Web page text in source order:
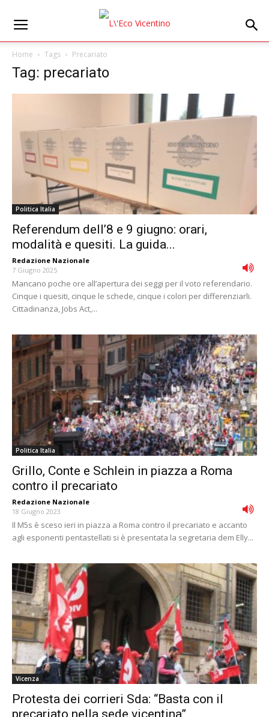
Home Tags Precariato
Tag: precariato
Politica Italia
Referendum dell’8 e 9 giugno: orari,
modalità e quesiti. La guida...
Redazione Nazionale -
7 Giugno 2025
Mancano poche ore all’apertura dei seggi per il voto referendario.
Cinque i quesiti, cinque le schede, cinque i colori per differenziarli.
Cittadinanza, Jobs Act,...
Politica Italia
Grillo, Conte e Schlein in piazza a Roma
contro il precariato
Redazione Nazionale -
18 Giugno 2023
Il M5s è sceso ieri in piazza a Roma contro il precariato e accanto
agli esponenti pentastellati si è presentata la segretaria dem Elly...
Vicenza
Protesta dei corrieri Sda: “Basta con il